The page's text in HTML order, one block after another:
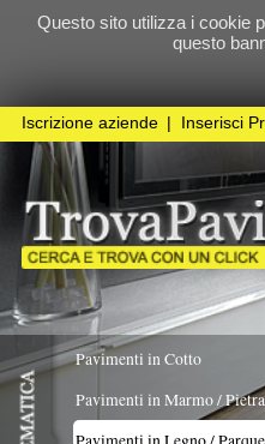
Questo sito utilizza i cookie per le
questo banner,
Pavimenti in Cotto
Pavimenti in Marmo / Pietra
Pavimenti in Legno / Parquet
Pavimenti in Ceramica / Gres